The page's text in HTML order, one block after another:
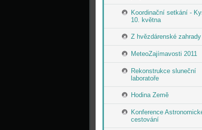
Koordinační setkání -
10. května
Z hvězdárenské zahrady
MeteoZajímavosti 2011
Rekonstrukce sluneční
laboratoře
Hodina Země
Konference
cestování